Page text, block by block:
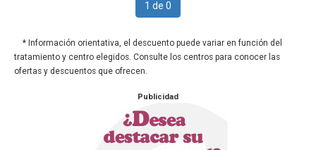
1 de 0
* Información orientativa, el descuento puede variar en función del
tratamiento y centro elegidos. Consulte los centros para conocer las
ofertas y descuentos que ofrecen.
Publicidad